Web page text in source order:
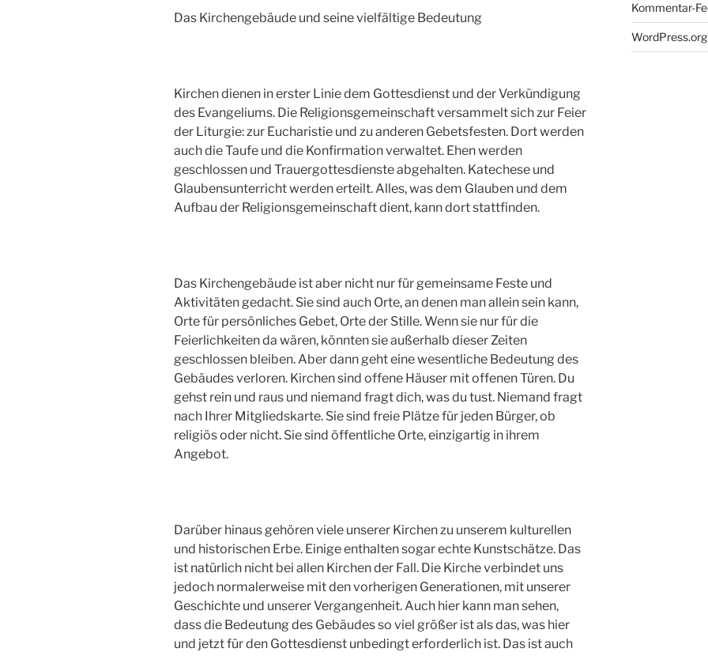
Das Kirchengebäude und seine vielfältige Bedeutung
Kirchen dienen in erster Linie dem Gottesdienst und der Verkündigung
des Evangeliums. Die Religionsgemeinschaft versammelt sich zur Feier
der Liturgie: zur Eucharistie und zu anderen Gebetsfesten. Dort werden
auch die Taufe und die Konfirmation verwaltet. Ehen werden
geschlossen und Trauergottesdienste abgehalten. Katechese und
Glaubensunterricht werden erteilt. Alles, was dem Glauben und dem
Aufbau der Religionsgemeinschaft dient, kann dort stattfinden.
Das Kirchengebäude ist aber nicht nur für gemeinsame Feste und
Aktivitäten gedacht. Sie sind auch Orte, an denen man allein sein kann,
Orte für persönliches Gebet, Orte der Stille. Wenn sie nur für die
Feierlichkeiten da wären, könnten sie außerhalb dieser Zeiten
geschlossen bleiben. Aber dann geht eine wesentliche Bedeutung des
Gebäudes verloren. Kirchen sind offene Häuser mit offenen Türen. Du
gehst rein und raus und niemand fragt dich, was du tust. Niemand fragt
nach Ihrer Mitgliedskarte. Sie sind freie Plätze für jeden Bürger, ob
religiös oder nicht. Sie sind öffentliche Orte, einzigartig in ihrem
Angebot.
Darüber hinaus gehören viele unserer Kirchen zu unserem kulturellen
und historischen Erbe. Einige enthalten sogar echte Kunstschätze. Das
ist natürlich nicht bei allen Kirchen der Fall. Die Kirche verbindet uns
jedoch normalerweise mit den vorherigen Generationen, mit unserer
Geschichte und unserer Vergangenheit. Auch hier kann man sehen,
dass die Bedeutung des Gebäudes so viel größer ist als das, was hier
und jetzt für den Gottesdienst unbedingt erforderlich ist. Das ist auch
Kommentar-
WordPress.org